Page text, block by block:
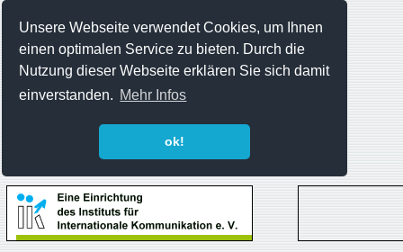
Unsere Webseite verwendet Cookies, um Ihnen
einen optimalen Service zu bieten. Durch die
Nutzung dieser Webseite erklären Sie sich damit
einverstanden. Mehr Infos
ok!